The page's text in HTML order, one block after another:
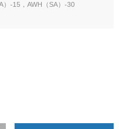
）-15，AWH（SA）-30